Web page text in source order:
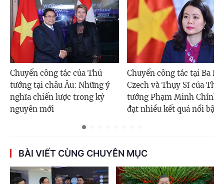
Chuyến công tác của Thủ
tướng tại châu Âu: Những ý
nghĩa chiến lược trong kỷ
nguyên mới
Chuyến công tác tại Ba
Czech và Thụy Sĩ của Thủ
tướng Phạm Minh Chính
đạt nhiều kết quả nổi bật
BÀI VIẾT CÙNG CHUYÊN MỤC